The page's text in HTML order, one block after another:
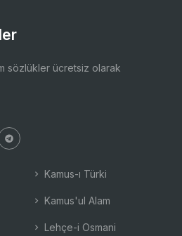
sözlükler ücretsiz olarak
Kamus-ı Türki
Kamus'ul Alam
Lehçe-i Osmani